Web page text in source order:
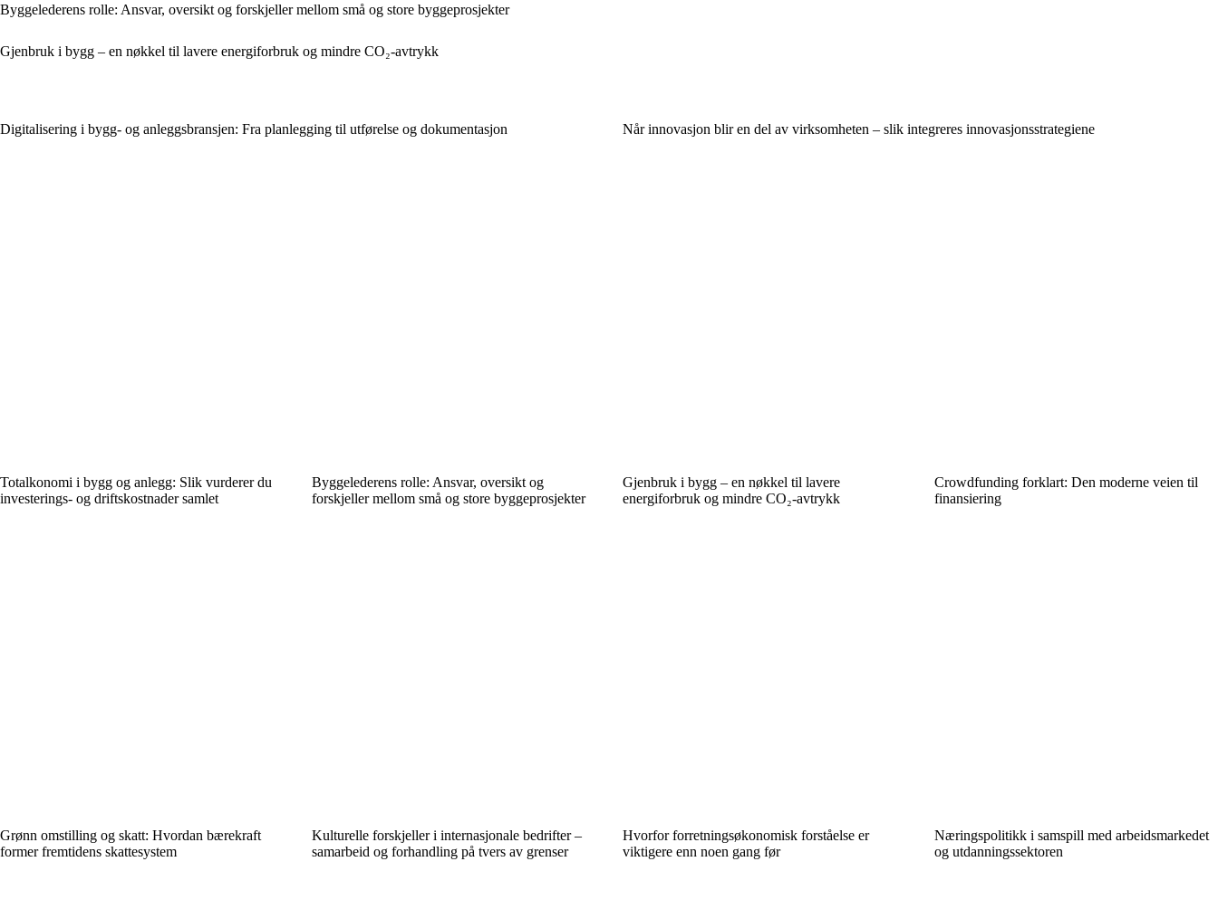
Byggelederens rolle: Ansvar, oversikt og forskjeller mellom små og store byggeprosjekter
Gjenbruk i bygg – en nøkkel til lavere energiforbruk og mindre CO₂-avtrykk
Digitalisering i bygg- og anleggsbransjen: Fra planlegging til utførelse og dokumentasjon Når innovasjon blir en del av virksomheten – slik integreres innovasjonsstrategiene
Totalkonomi i bygg og anlegg: Slik vurderer du
investerings- og driftskostnader samlet
Byggelederens rolle: Ansvar, oversikt og
forskjeller mellom små og store byggeprosjekter
Gjenbruk i bygg – en nøkkel til lavere
energiforbruk og mindre CO₂-avtrykk
Crowdfunding forklart: Den moderne veien til
finansiering
Grønn omstilling og skatt: Hvordan bærekraft
former fremtidens skattesystem
Kulturelle forskjeller i internasjonale bedrifter –
samarbeid og forhandling på tvers av grenser
Hvorfor forretningsøkonomisk forståelse er
viktigere enn noen gang før
Næringspolitikk i samspill med arbeidsmarkedet
og utdanningssektoren